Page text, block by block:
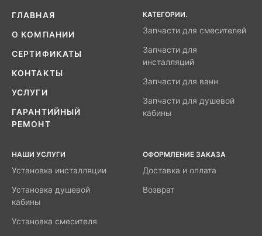
ГЛАВНАЯ
О КОМПАНИИ
СЕРТИФИКАТЫ
КОНТАКТЫ
УСЛУГИ
ГАРАНТИЙНЫЙ
РЕМОНТ
КАТЕГОРИИ.
Запчасти для смесителей
Запчасти для
инсталляций
Запчасти для ванн
Запчасти для душевой
кабины
НАШИ УСЛУГИ
Установка инсталляции
Установка душевой
кабины
Установка смесителя
ОФОРМЛЕНИЕ ЗАКАЗА
Доставка и оплата
Возврат